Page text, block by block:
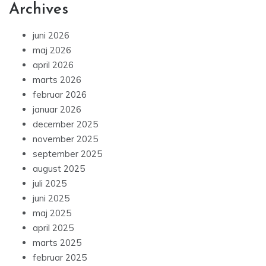
Archives
juni 2026
maj 2026
april 2026
marts 2026
februar 2026
januar 2026
december 2025
november 2025
september 2025
august 2025
juli 2025
juni 2025
maj 2025
april 2025
marts 2025
februar 2025